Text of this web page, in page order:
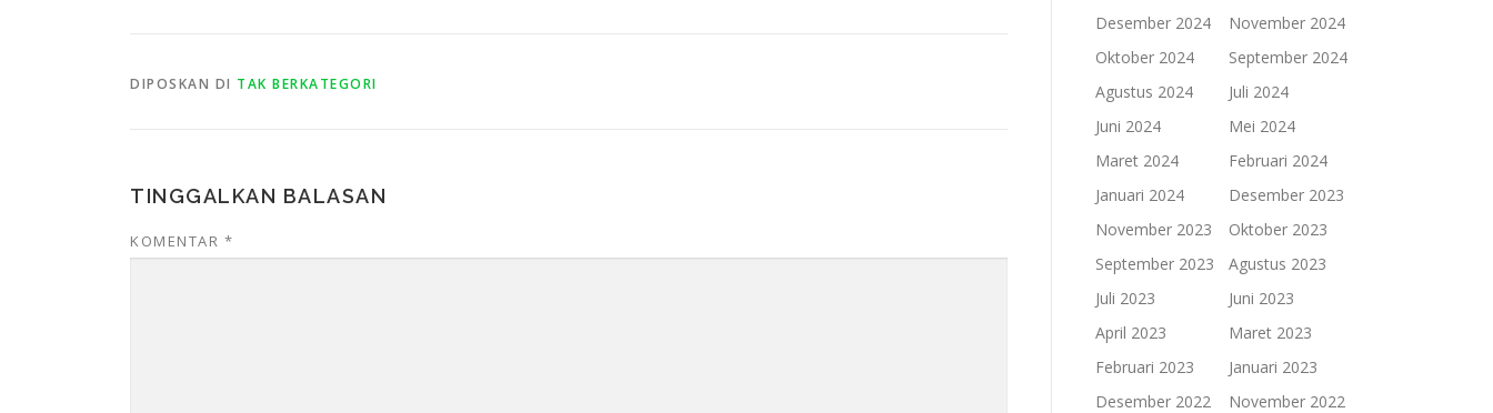
DIPOSKAN DI TAK BERKATEGORI
TINGGALKAN BALASAN
KOMENTAR *
Desember 2024
November 2024
Oktober 2024
September 2024
Agustus 2024
Juli 2024
Juni 2024
Mei 2024
Maret 2024
Februari 2024
Januari 2024
Desember 2023
November 2023
Oktober 2023
September 2023
Agustus 2023
Juli 2023
Juni 2023
April 2023
Maret 2023
Februari 2023
Januari 2023
Desember 2022
November 2022